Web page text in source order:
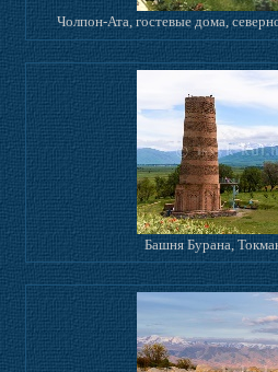
Чолпон-Ата, гостевые дома,
Башня Бурана,